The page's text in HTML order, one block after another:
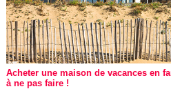
Acheter une maison de vacances en
à ne pas faire !